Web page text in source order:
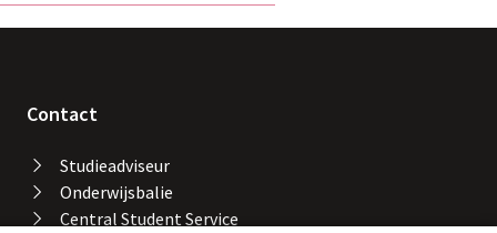
Contact
Studieadviseur
Onderwijsbalie
Central Student Service